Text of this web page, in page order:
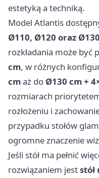
estetyką a techniką.
Model Atlantis
Ø110, Ø120 oraz
rozkładania może być
cm, w różnych
cmaż do Ø130 cm +
rozmiarach
rozłożeniu i
przypadku stołów
ogromne znaczenie
Jeśli stół ma pełnić
rozwiązaniem jeststół